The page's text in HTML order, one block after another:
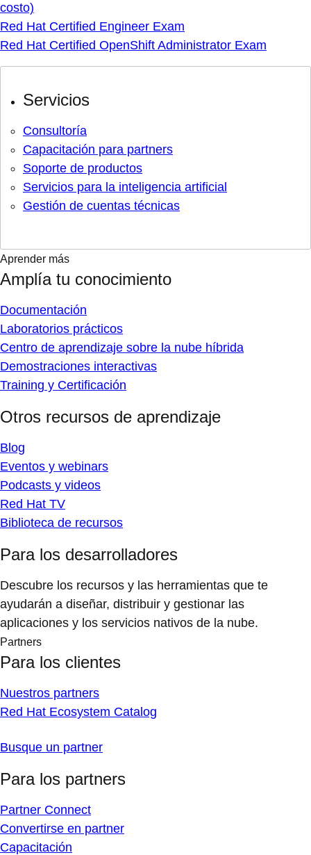
costo)
Red Hat Certified Engineer Exam
Red Hat Certified OpenShift Administrator Exam
Servicios
Consultoría
Capacitación para partners
Soporte de productos
Servicios para la inteligencia artificial
Gestión de cuentas técnicas
Aprender más
Amplía tu conocimiento
Documentación
Laboratorios prácticos
Centro de aprendizaje sobre la nube híbrida
Demostraciones interactivas
Training y Certificación
Otros recursos de aprendizaje
Blog
Eventos y webinars
Podcasts y videos
Red Hat TV
Biblioteca de recursos
Para los desarrolladores
Descubre los recursos y las herramientas que te
ayudarán a diseñar, distribuir y gestionar las
aplicaciones y los servicios nativos de la nube.
Partners
Para los clientes
Nuestros partners
Red Hat Ecosystem Catalog
Busque un partner
Para los partners
Partner Connect
Convertirse en partner
Capacitación